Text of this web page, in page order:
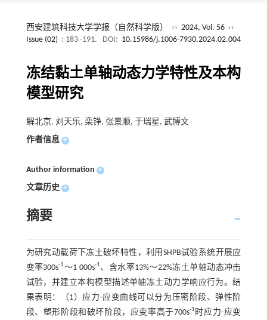
西安建筑科技大学学报（自然科学版） ›› 2024, Vol. 56 ››
Issue (02) : 183 -191. DOI: 10.15986/j.1006-7930.2024.02.004
冻结黏土单轴动态力学特性及本构
模型研究
解北京, 刘天乐, 栾铮, 张景顺, 于瑞星, 武博文
作者信息 +
Author information +
文章历史 +
摘要
为研究动载荷下冻土破坏特性，利用SHPB试验系统开展应
变率300s-1～1 000s-1、含水率13%～22%冻土单轴动态冲击
试验，并建立本构模型描述单轴冻土动力学响应行为。结
果表明：（1）应力-应变曲线可以分为压密阶段、弹性阶
段、塑形阶段和破坏阶段，应变率高于700s-1 时应力-应变